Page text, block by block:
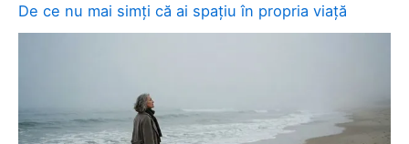
De ce nu mai simți că ai spațiu în propria viață